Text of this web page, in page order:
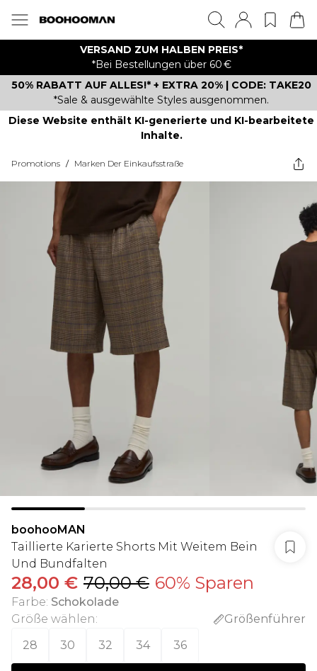
VERSAND ZUM HALBEN PREIS*
*Bei Bestellungen über 60 €
50% RABATT AUF ALLES!* + EXTRA 20% | CODE: TAKE20
*Sale & ausgewählte Styles ausgenommen.
Diese Website enthält KI-generierte und KI-bearbeitete
Inhalte.
Promotions / Marken Der Einkaufsstraße
boohooMAN
Taillierte Karierte Shorts Mit Weitem Bein
Und Bundfalten
28,00 € 70,00 € 60% Sparen
Farbe: Schokolade
Größe wählen:
Größenführer
28
30 32 34 36